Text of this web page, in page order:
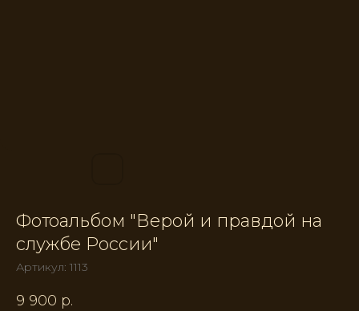
Фотоальбом "Верой и правдой на
службе России"
Артикул: 1113
9 900 р.